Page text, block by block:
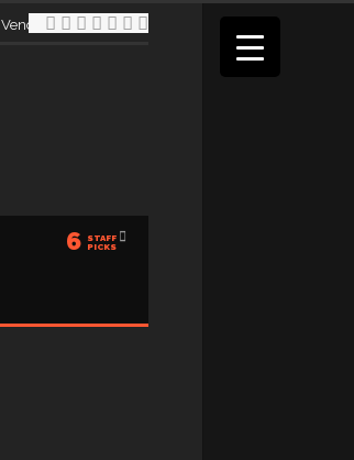
Venom Audio Perkuat Visi Menuju 25 Tahun, Bidik
6 STAFF
PICKS